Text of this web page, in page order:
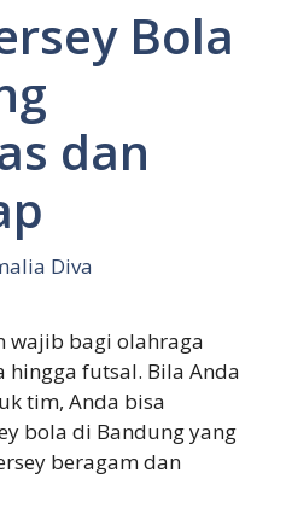
Bola
dan
Diva
wajib bagi olahraga
hingga futsal. Bila Anda
tim, Anda bisa
bola di Bandung yang
beragam dan